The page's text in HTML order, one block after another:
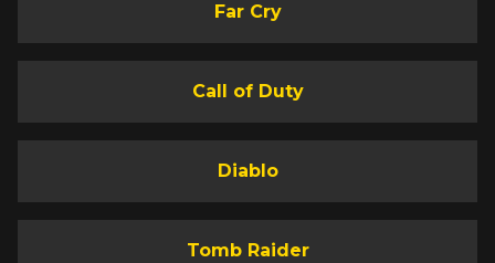
Far Cry
Call of Duty
Diablo
Tomb Raider